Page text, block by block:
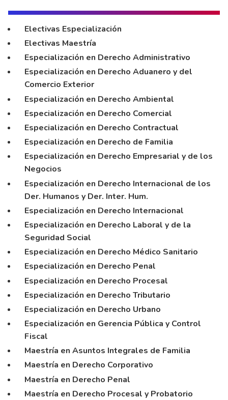
Electivas Especialización
Electivas Maestría
Especialización en Derecho Administrativo
Especialización en Derecho Aduanero y del
Comercio Exterior
Especialización en Derecho Ambiental
Especialización en Derecho Comercial
Especialización en Derecho Contractual
Especialización en Derecho de Familia
Especialización en Derecho Empresarial y de los
Negocios
Especialización en Derecho Internacional de los
Der. Humanos y Der. Inter. Hum.
Especialización en Derecho Internacional
Especialización en Derecho Laboral y de la
Seguridad Social
Especialización en Derecho Médico Sanitario
Especialización en Derecho Penal
Especialización en Derecho Procesal
Especialización en Derecho Tributario
Especialización en Derecho Urbano
Especialización en Gerencia Pública y Control
Fiscal
Maestría en Asuntos Integrales de Familia
Maestría en Derecho Corporativo
Maestría en Derecho Penal
Maestría en Derecho Procesal y Probatorio